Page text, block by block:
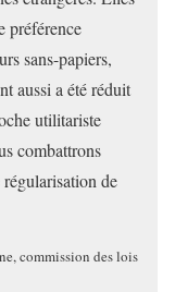
préférence
sans-papiers,
aussi a été réduit
utilitariste
combattrons
de
commission des lois